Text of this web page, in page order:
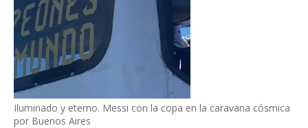
Iluminado y eterno. Messi con la copa en la caravana cósmica
por Buenos Aires